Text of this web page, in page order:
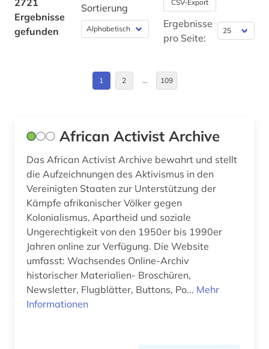
lateinamerika (1)
afrikaforschung (2)
afrikastudien (2)
afro-amerikanische frauen (1)
afro-amerikanische geschichte (1)
afroamerikaner (2)
agder (2)
agence france-presse (1)
agrargeschichte (1)
agrarkultur (1)
Byzantinisches Reich (9)
Daenemark (141)
Europa (77)
Finnland (41)
Frankreich (57)
GUS (5)
Gibraltar (1)
Griechenland (4)
2721
Ergebnisse
gefunden
Sortierung CSV-Export
Ergebnisse
pro Seite:
1 2 … 109
African Activist Archive
Das African Activist Archive bewahrt und stellt
die Aufzeichnungen des Aktivismus in den
Vereinigten Staaten zur Unterstützung der
Kämpfe afrikanischer Völker gegen
Kolonialismus, Apartheid und soziale
Ungerechtigkeit von den 1950er bis 1990er
Jahren online zur Verfügung. Die Website
umfasst: Wachsendes Online-Archiv
historischer Materialien- Broschüren,
Newsletter, Flugblätter, Buttons, Po... Mehr
Informationen